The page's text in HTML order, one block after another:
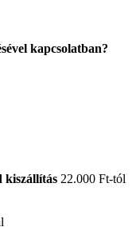
kapcsolatban?
kiszállítás 22.000 Ft-tól